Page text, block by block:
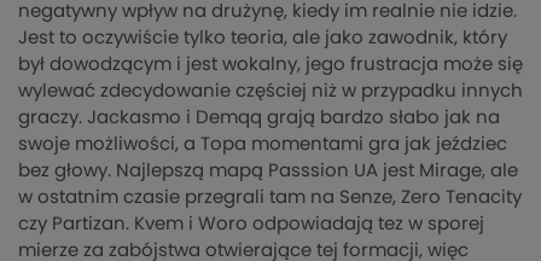
negatywny wpływ na drużynę, kiedy im realnie nie idzie.
Jest to oczywiście tylko teoria, ale jako zawodnik, który
był dowodzącym i jest wokalny, jego frustracja może się
wylewać zdecydowanie częściej niż w przypadku innych
graczy. Jackasmo i Demqq grają bardzo słabo jak na
swoje możliwości, a Topa momentami gra jak jeździec
bez głowy. Najlepszą mapą Passsion UA jest Mirage, ale
w ostatnim czasie przegrali tam na Senze, Zero Tenacity
czy Partizan. Kvem i Woro odpowiadają tez w sporej
mierze za zabójstwa otwierające tej formacji, więc